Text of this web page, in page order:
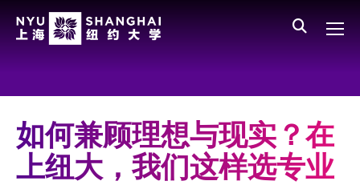
All NYU
学校领导
师资队伍
如何兼顾理想与现实？在
上纽大，我们这样选专业